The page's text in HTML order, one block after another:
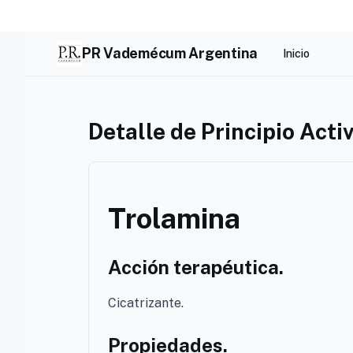
PR Vademécum Argentina Inicio
Detalle de Principio
Trolamina
Acción terapéutica.
Cicatrizante.
Propiedades.